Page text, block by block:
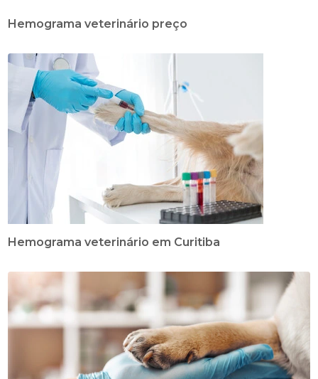
Hemograma veterinário preço
Hemograma veterinário em Curitiba